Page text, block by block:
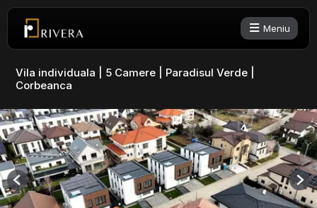
Meniu
Vila individuala | 5 Camere | Paradisul Verde |
Corbeanca
Previous